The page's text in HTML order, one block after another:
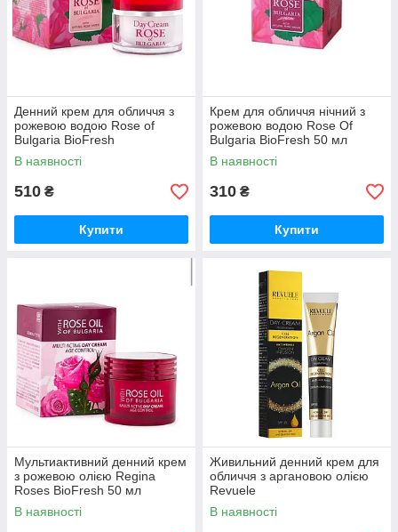
Денний крем для обличчя з
рожевою водою Rose of
Bulgaria BioFresh
В наявності
510 ₴
Купити
Крем для обличчя нічний з
рожевою водою Rose Of
Bulgaria BioFresh 50 мл
В наявності
310 ₴
Купити
Мультиактивний денний крем
з рожевою олією Regina
Roses BioFresh 50 мл
В наявності
Живильний денний крем для
обличчя з аргановою олією
Revuele
В наявності